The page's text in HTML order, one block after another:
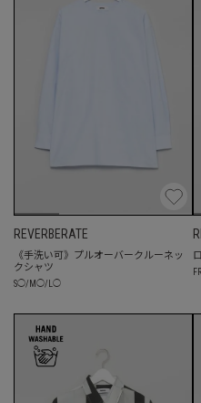
REVERBERATE
《手洗い可》プルオーバークルーネッ
クシャツ
S◯/ M ◯/ ◯